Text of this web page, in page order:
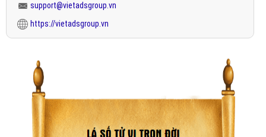
support@vietadsgroup.vn
https://vietadsgroup.vn